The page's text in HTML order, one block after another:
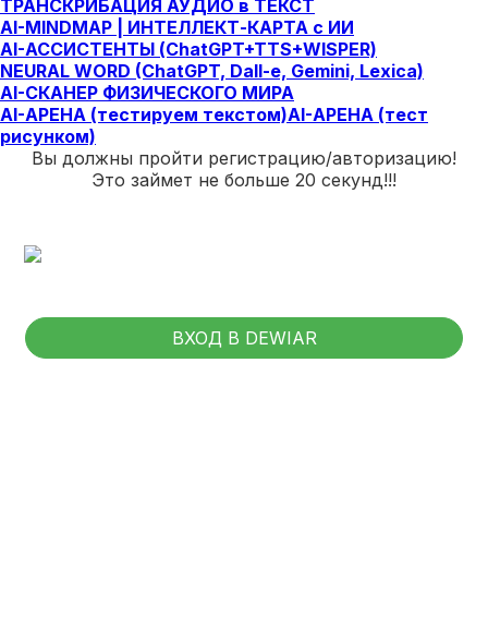
ТРАНСКРИБАЦИЯ АУДИО в ТЕКСТ
AI-MINDMAP | ИНТЕЛЛЕКТ-КАРТА c ИИ
AI-АССИСТЕНТЫ (ChatGPT+TTS+WISPER)
NEURAL WORD (ChatGPT, Dall-e, Gemini, Lexica)
AI-СКАНЕР ФИЗИЧЕСКОГО МИРА
AI-АРЕНА (тестируем текстом)AI-АРЕНА (тест
рисунком)
Вы должны пройти регистрацию/авторизацию!
Это займет не больше 20 секунд!!!
ВХОД В DEWIAR